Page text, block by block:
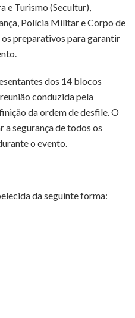
e Turismo (Secultur),
Polícia Militar e Corpo de
preparativos para garantir
dos 14 blocos
conduzida pela
da ordem de desfile. O
segurança de todos os
o evento.
da seguinte forma: